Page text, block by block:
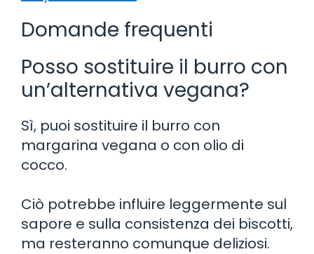
Domande frequenti
Posso sostituire il burro con
un’alternativa vegana?
Sì, puoi sostituire il burro con
margarina vegana o con olio di
cocco.
Ciò potrebbe influire leggermente sul
sapore e sulla consistenza dei biscotti,
ma resteranno comunque deliziosi.